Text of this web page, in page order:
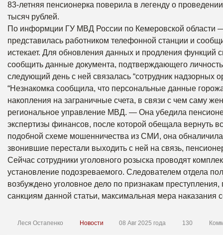
83-летняя пенсионерка поверила в легенду о
тысяч рублей.
По информции ГУ МВД России по Кемеровской области —
представилась работником телефонной станции и
истекает. Для обновления данных и продления
сообщить данные документа, подтверждающего
следующий день с ней связалась “сотрудник надзорных
“Незнакомка сообщила, что персональные данные
накопления на заграничные счета, в связи с чем саму
региональное управление МВД. — Она убедила
экспертизы финансов, после которой обещала вернуть
подобной схеме мошенничества из СМИ, она
звонившие перестали выходить с ней на связь,
Сейчас сотрудники уголовного розыска проводят
установление подозреваемого. Следователем отдела
возбуждено уголовное дело по признакам
санкциям данной статьи, максимальная мера наказания
Леся Остапенко Новости 08 Авг 2025 года 130